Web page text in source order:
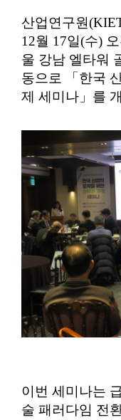
산업연구원
12월 17일(수)
울 강남 엘타워
동으로
「 한국
제 세미나 」 를
이번 세미나는
술 패러다임 전